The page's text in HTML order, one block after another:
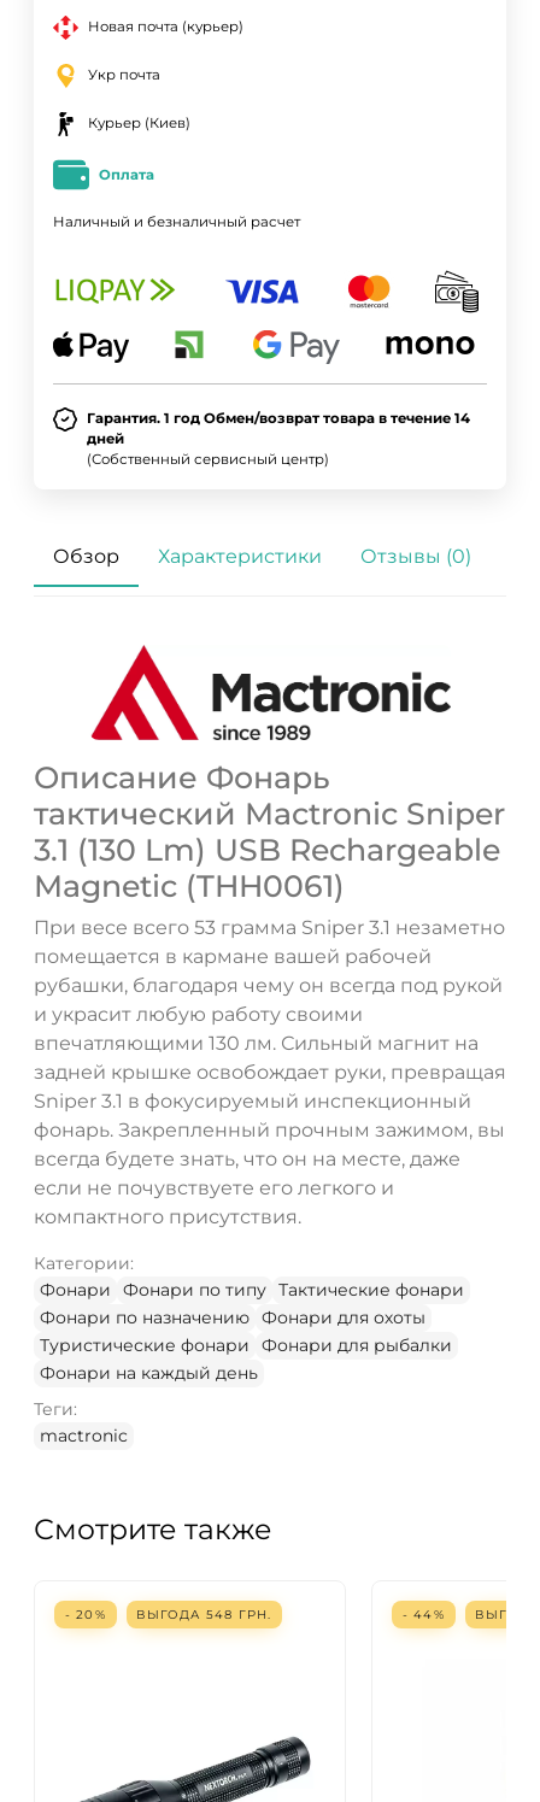
Новая почта (курьер)
Укр почта
Курьер (Киев)
Оплата
Наличный и безналичный расчет
Гарантия. 1 год Обмен/возврат товара в течение 14
дней
(Собственный сервисный центр)
Обзор Характеристики Отзывы (0)
Описание Фонарь
тактический Mactronic Sniper
3.1 (130 Lm) USB Rechargeable
Magnetic (THH0061)
При весе всего 53 грамма Sniper 3.1 незаметно
помещается в кармане вашей рабочей
рубашки, благодаря чему он всегда под рукой
и украсит любую работу своими
впечатляющими 130 лм. Сильный магнит на
задней крышке освобождает руки, превращая
Sniper 3.1 в фокусируемый инспекционный
фонарь. Закрепленный прочным зажимом, вы
всегда будете знать, что он на месте, даже
если не почувствуете его легкого и
компактного присутствия.
Категории:
Фонари
Фонари по типу Тактические фонари
Фонари по назначению Фонари для охоты
Туристические фонари
Фонари для рыбалки
Фонари на каждый день
Теги:
mactronic
Смотрите также
- 20% ВЫГОДА 548 ГРН. - 44%
ДА НЕТ